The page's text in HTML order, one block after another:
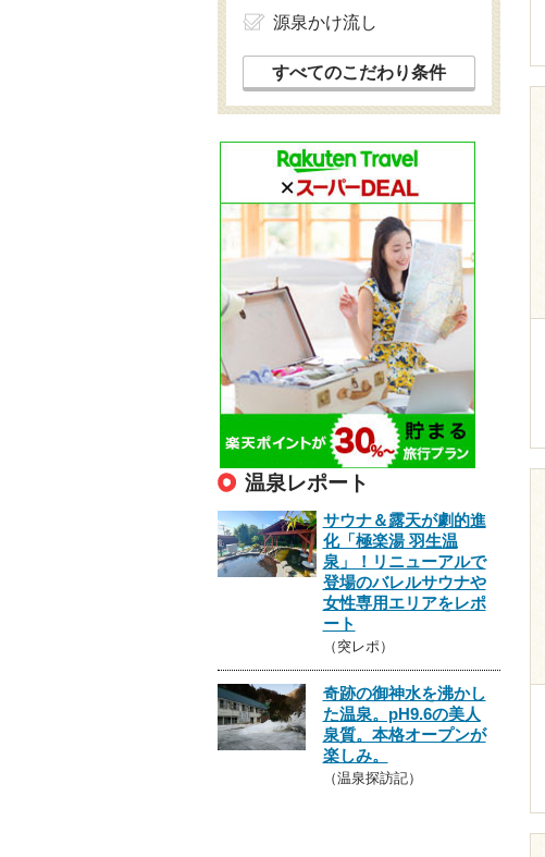
源泉かけ流し
すべてのこだわり条件
温泉レポート
サウナ＆露天が劇的進
化「極楽湯 羽生温
泉」！リニューアルで
登場のバレルサウナや
女性専用エリアをレポ
ート
（突レポ）
奇跡の御神水を沸かし
た温泉。pH9.6の美人
泉質。本格オープンが
楽しみ。
（温泉探訪記）